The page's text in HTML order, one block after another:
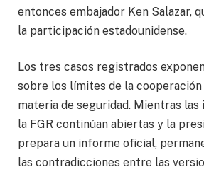
entonces embajador Ken Salazar,
la participación estadounidense.
Los tres casos registrados
sobre los límites de la
materia de seguridad. Mientras las
la FGR continúan abiertas y la
prepara un informe oficial,
las contradicciones entre las